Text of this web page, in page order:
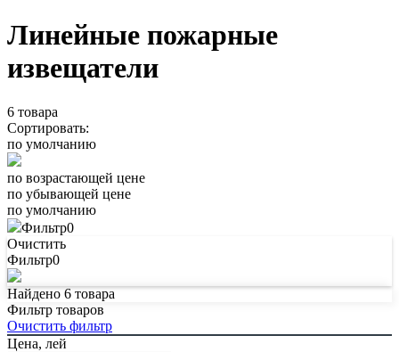
Линейные пожарные
извещатели
6 товара
Сортировать:
по умолчанию
по возрастающей цене
по убывающей цене
по умолчанию
Фильтр0
Очистить
Фильтр0
Найдено 6 товара
Фильтр товаров
Очистить фильтр
Цена, лей